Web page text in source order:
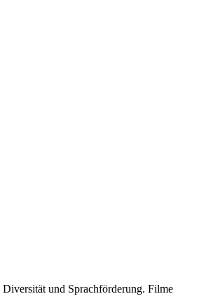
und Sprachförderung. Filme